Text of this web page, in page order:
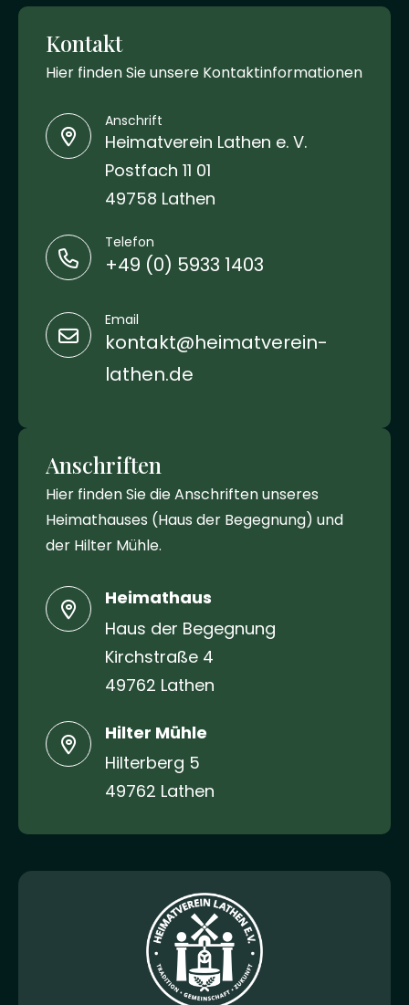
Kontakt
Hier finden Sie unsere Kontaktinformationen
Anschrift
Heimatverein Lathen e. V.
Postfach 11 01
49758 Lathen
Telefon
+49 (0) 5933 1403
Email
kontakt@heimatverein-
lathen.de
Anschriften
Hier finden Sie die Anschriften unseres
Heimathauses (Haus der Begegnung) und
der Hilter Mühle.
Heimathaus
Haus der Begegnung
Kirchstraße 4
49762 Lathen
Hilter Mühle
Hilterberg 5
49762 Lathen